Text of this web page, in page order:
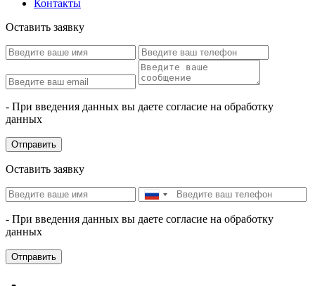
Контакты
Оставить заявку
- При введения данных вы даете согласие на обработку
данных
Отправить
Оставить заявку
- При введения данных вы даете согласие на обработку
данных
Отправить